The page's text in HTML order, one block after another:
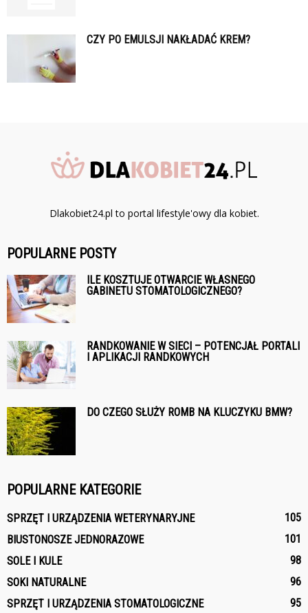
CZY PO EMULSJI NAKŁADAĆ KREM?
Dlakobiet24.pl to portal lifestyle'owy dla kobiet.
POPULARNE POSTY
ILE KOSZTUJE OTWARCIE WŁASNEGO
GABINETU STOMATOLOGICZNEGO?
RANDKOWANIE W SIECI – POTENCJAŁ PORTALI
I APLIKACJI RANDKOWYCH
DO CZEGO SŁUŻY ROMB NA KLUCZYKU BMW?
POPULARNE KATEGORIE
SPRZĘT I URZĄDZENIA WETERYNARYJNE
105
BIUSTONOSZE JEDNORAZOWE
101
SOLE I KULE
98
SOKI NATURALNE
96
SPRZĘT I URZĄDZENIA STOMATOLOGICZNE
95